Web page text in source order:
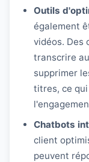
Outils
également
vidéos. Des
transcrire
supprimer
titres, ce
Chatbots
client
peuvent